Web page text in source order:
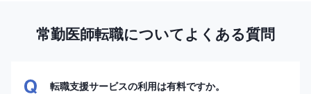
常勤医師転職についてよくある質問
転職支援サービスの利用は有料ですか。